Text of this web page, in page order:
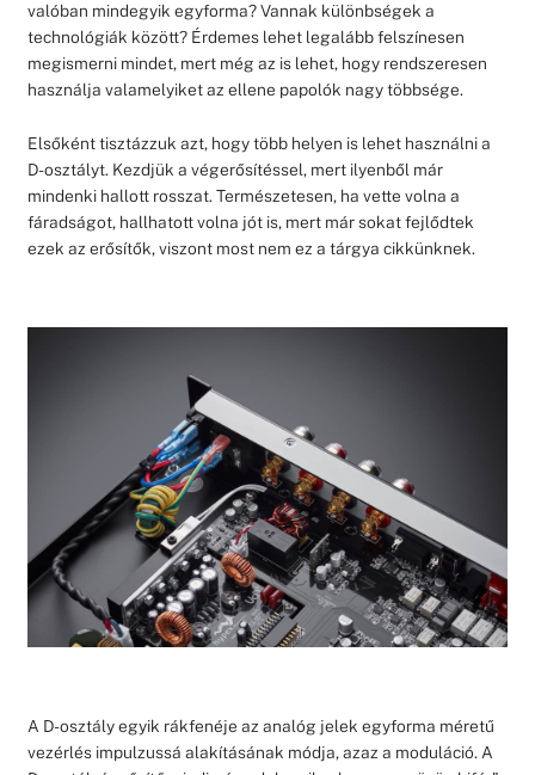
valóban mindegyik egyforma? Vannak különbségek a
technológiák között? Érdemes lehet legalább felszínesen
megismerni mindet, mert még az is lehet, hogy rendszeresen
használja valamelyiket az ellene papolók nagy többsége.
Elsőként tisztázzuk azt, hogy több helyen is lehet használni a
D-osztályt. Kezdjük a végerősítéssel, mert ilyenből már
mindenki hallott rosszat. Természetesen, ha vette volna a
fáradságot, hallhatott volna jót is, mert már sokat fejlődtek
ezek az erősítők, viszont most nem ez a tárgya cikkünknek.
A D-osztály egyik rákfenéje az analóg jelek egyforma méretű
vezérlés impulzussá alakításának módja, azaz a moduláció. A